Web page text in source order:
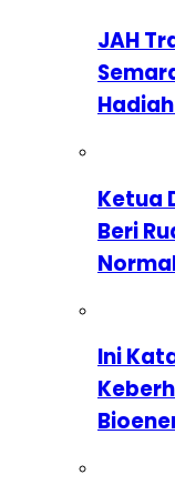
JAH
Ketua
Beri
Ini